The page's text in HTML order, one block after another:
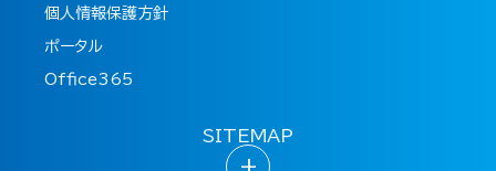
個人情報保護方針
ポータル
Office365
SITEMAP
+